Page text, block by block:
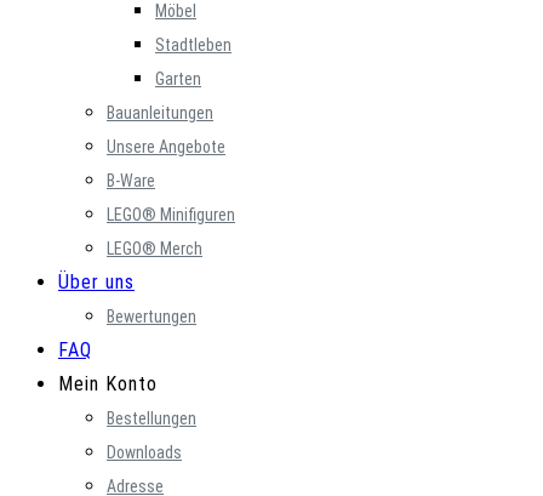
Möbel
Stadtleben
Garten
Bauanleitungen
Unsere Angebote
B-Ware
LEGO® Minifiguren
LEGO® Merch
Über uns
Bewertungen
FAQ
Mein Konto
Bestellungen
Downloads
Adresse